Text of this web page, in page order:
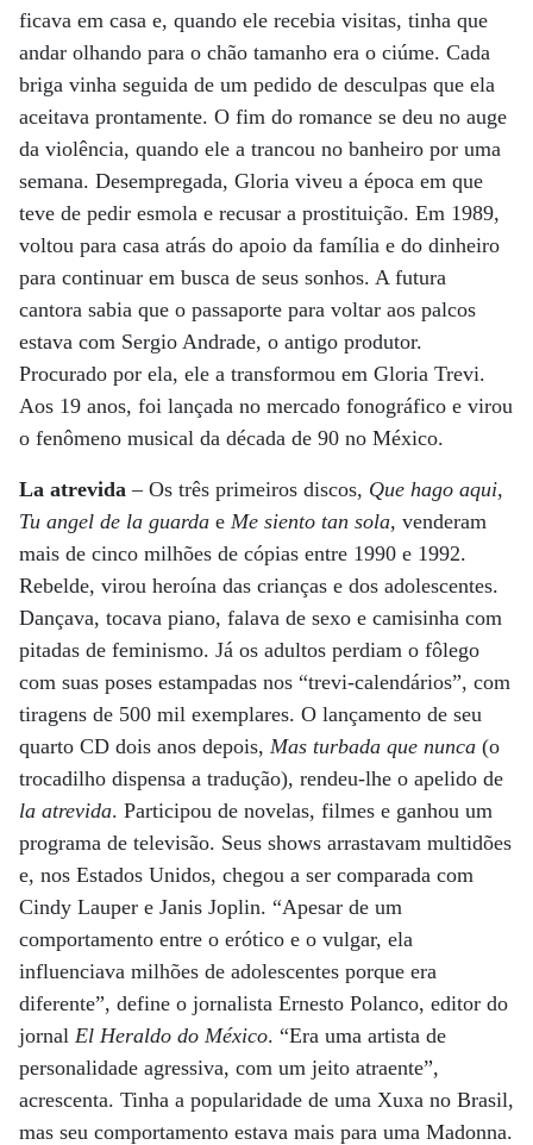
ficava em casa e, quando ele recebia visitas, tinha que
andar olhando para o chão tamanho era o ciúme. Cada
briga vinha seguida de um pedido de desculpas que ela
aceitava prontamente. O fim do romance se deu no auge
da violência, quando ele a trancou no banheiro por uma
semana. Desempregada, Gloria viveu a época em que
teve de pedir esmola e recusar a prostituição. Em 1989,
voltou para casa atrás do apoio da família e do dinheiro
para continuar em busca de seus sonhos. A futura
cantora sabia que o passaporte para voltar aos palcos
estava com Sergio Andrade, o antigo produtor.
Procurado por ela, ele a transformou em Gloria Trevi.
Aos 19 anos, foi lançada no mercado fonográfico e virou
o fenômeno musical da década de 90 no México.
La atrevida– Os três primeiros discos, Que hago aqui,
Tu angel de la guarda e Me siento tan sola, venderam
mais de cinco milhões de cópias entre 1990 e 1992.
Rebelde, virou heroína das crianças e dos adolescentes.
Dançava, tocava piano, falava de sexo e camisinha com
pitadas de feminismo. Já os adultos perdiam o fôlego
com suas poses estampadas nos “trevi-calendários”, com
tiragens de 500 mil exemplares. O lançamento de seu
quarto CD dois anos depois, Mas turbada que nunca (o
trocadilho dispensa a tradução), rendeu-lhe o apelido de
la atrevida. Participou de novelas, filmes e ganhou um
programa de televisão. Seus shows arrastavam multidões
e, nos Estados Unidos, chegou a ser comparada com
Cindy Lauper e Janis Joplin. “Apesar de um
comportamento entre o erótico e o vulgar, ela
influenciava milhões de adolescentes porque era
diferente”, define o jornalista Ernesto Polanco, editor do
jornal El Heraldo do México. “Era uma artista de
personalidade agressiva, com um jeito atraente”,
acrescenta. Tinha a popularidade de uma Xuxa no Brasil,
mas seu comportamento estava mais para uma Madonna.